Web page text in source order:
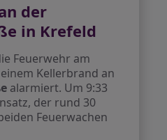
der
in Krefeld
Feuerwehr am
Kellerbrand an
alarmiert. Um 9:33
der rund 30
Feuerwachen